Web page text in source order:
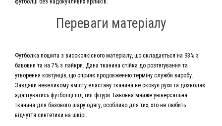
футболці без надокучливих ярликів.
Переваги матеріалу
Футболка пошита з високоякісного матеріалу, що складається на 93% з
бавовни та на 7% з лайкри. Дана тканина стійка до розтягування та
утворення ковтунців, що сприяє продовженню терміну служби виробу.
Завдяки невеликому вмісту еластану тканина не сковує рухи та дозволяє
адаптуватись футболці під тип фігури. Бавовна майже універсальна
тканина для базового шару одягу, особливо для тих, хто не любить
відчуття синтетики на шкірі.